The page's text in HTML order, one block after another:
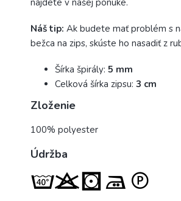
Náš tip: Ak budete mať problém s
bežca na zips, skúste ho nasadiť z
Šírka špirály: 5 mm
Celková šírka zipsu: 3 cm
Zloženie
100% polyester
Údržba